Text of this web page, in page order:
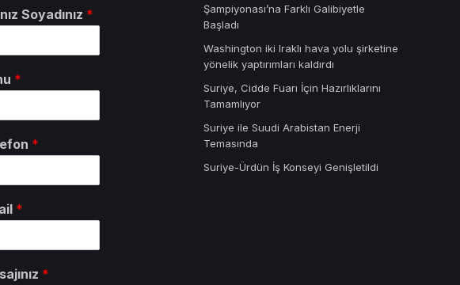
Soyadınız *
*
*
*
*
Şampiyonası’na Farklı Galibiyetle
Başladı
Washington iki Iraklı hava yolu şirketine
yönelik yaptırımları kaldırdı
Suriye, Cidde Fuarı İçin Hazırlıklarını
Tamamlıyor
Suriye ile Suudi Arabistan Enerji
Temasında
Suriye-Ürdün İş Konseyi Genişletildi